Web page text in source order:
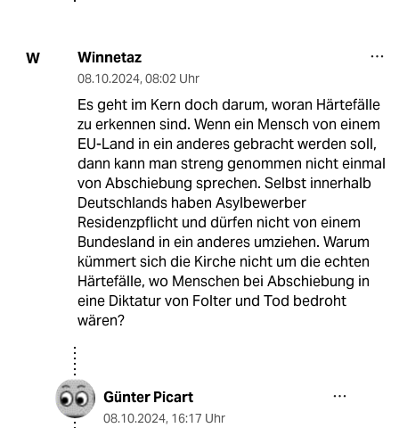
W Winnetaz
08.10.2024, 08:02 Uhr
Es geht im Kern doch darum, woran Härtefälle
zu erkennen sind. Wenn ein Mensch von einem
EU-Land in ein anderes gebracht werden soll,
dann kann man streng genommen nicht einmal
von Abschiebung sprechen. Selbst innerhalb
Deutschlands haben Asylbewerber
Residenzpflicht und dürfen nicht von einem
Bundesland in ein anderes umziehen. Warum
kümmert sich die Kirche nicht um die echten
Härtefälle, wo Menschen bei Abschiebung in
eine Diktatur von Folter und Tod bedroht
wären?
Günter Picart
08.10.2024, 16:17 Uhr